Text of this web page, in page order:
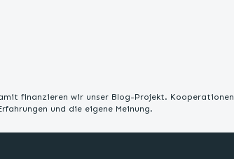
finanzieren wir unser Blog-Projekt. Kooperationen
und die eigene Meinung.